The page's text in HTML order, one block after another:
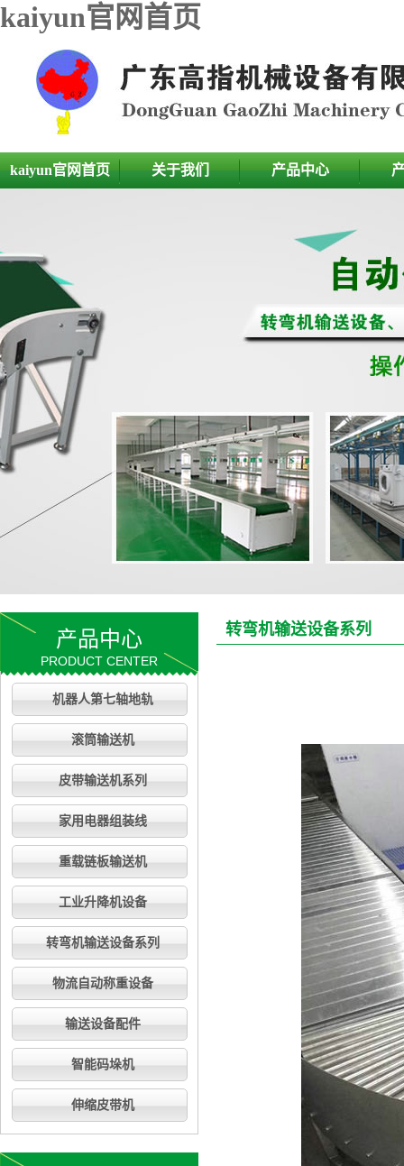
kaiyun官网首页
kaiyun官网首页 关于我们 产品中心
产品中心
PRODUCT CENTER
机器人第七轴地轨
滚筒输送机
皮带输送机系列
家用电器组装线
重载链板输送机
工业升降机设备
转弯机输送设备系列
物流自动称重设备
输送设备配件
智能码垛机
伸缩皮带机
转弯机输送设备系列